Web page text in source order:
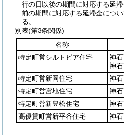
行の日以後の期間に対応する延
前の期間に対応する延滞金につ
る。
別表(第3条関係)
名称
特定町営シルトピア住宅
神
神
特定町営新岡住宅
神
特定町営宮地住宅
神
特定町営新豊松住宅
神
高優賃町営新平谷住宅
神